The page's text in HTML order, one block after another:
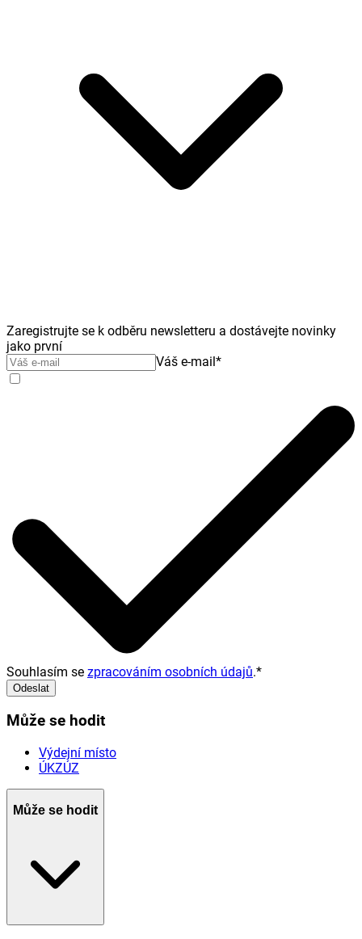
Zaregistrujte se k odběru newsletteru a dostávejte novinky
jako první
Váš e-mail*
Souhlasím se zpracováním osobních údajů.*
Odeslat
Může se hodit
Výdejní místo
ÚKZÚZ
Může se hodit